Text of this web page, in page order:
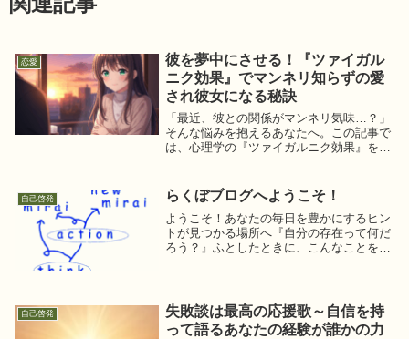
恋愛
彼を夢中にさせる！『ツァイガル
ニク効果』でマンネリ知らずの愛
され彼女になる秘訣
「最近、彼との関係がマンネリ気味…？」
そんな悩みを抱えるあなたへ。この記事で
は、心理学の『ツァイガルニク効果』を応
授します。マンネリ知らずの愛され彼女に
なるヒントが満載！
自己啓発 らくぼブログへようこそ！
ようこそ！あなたの毎日を豊かにするヒン
トが見つかる場所へ『自分の存在って何だ
ろう？』ふとしたときに、こんなことを考
に選択・判断...
自己啓発
失敗談は最高の応援歌～自信を持
って語るあなたの経験が誰かの力